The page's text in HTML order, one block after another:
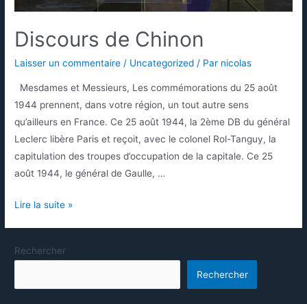
Discours de Chinon
Laisser un commentaire / Uncategorized / Par nicolas
Mesdames et Messieurs, Les commémorations du 25 août
1944 prennent, dans votre région, un tout autre sens
qu’ailleurs en France. Ce 25 août 1944, la 2ème DB du général
Leclerc libère Paris et reçoit, avec le colonel Rol-Tanguy, la
capitulation des troupes d’occupation de la capitale. Ce 25
août 1944, le général de Gaulle, …
Lire la suite »
Rechercher
Rechercher